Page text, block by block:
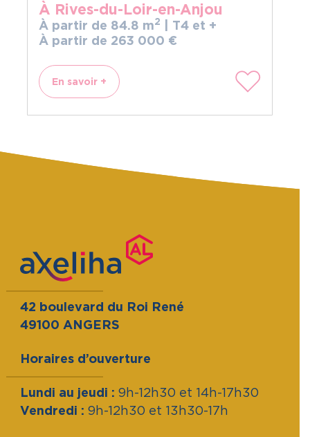
À Rives-du-Loir-en-Anjou
À partir de 84.8 m2
| T4 et +
À partir de 263 000 €
En savoir +
42 boulevard du Roi René
49100 ANGERS
Horaires d’ouverture
Lundi au jeudi : 9h-12h30 et 14h-17h30
Vendredi : 9h-12h30 et 13h30-17h